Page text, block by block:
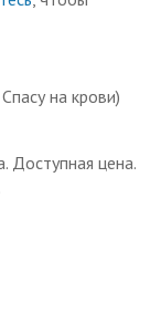
на крови)
Доступная цена.